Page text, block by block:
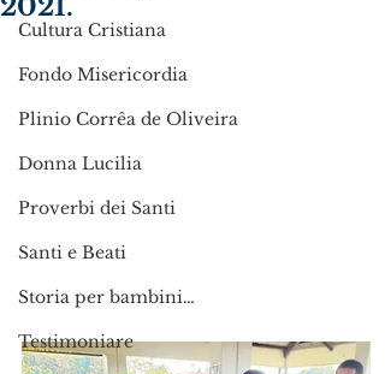
Cultura Cristiana
Fondo Misericordia
Plinio Corrêa de Oliveira
Donna Lucilia
Proverbi dei Santi
Santi e Beati
Storia per bambini…
Testimoniare
2021.